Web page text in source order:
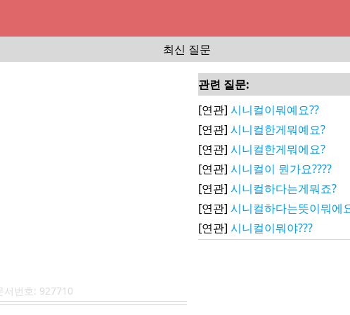
최신 질문
서번호: 927710
관련 질문:
[연관] 시니컬이뭐예요??
[연관] 시니컬한게뭐예요?
[연관] 시니컬한게뭐에요?
[연관] 시니컬이 뭔가요????
[연관] 시니컬하다는게뭐죠?
[연관] 시니컬하다는뜻이뭐에
[연관] 시니컬이뭐야???